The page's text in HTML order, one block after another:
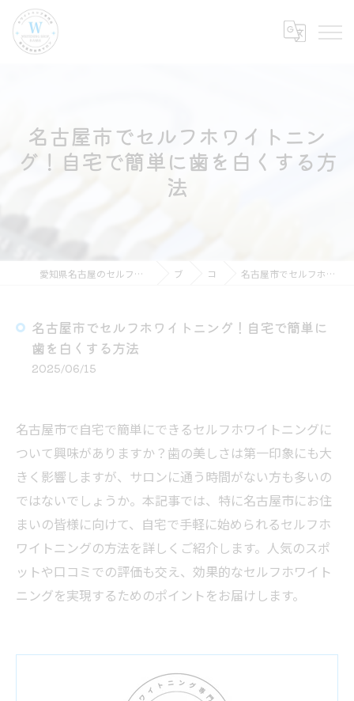
名古屋市でセルフホワイトニン
グ！自宅で簡単に歯を白くする方
法
愛知県名古屋のセルフホワイトニングならホワイトニングショップ名古屋店 ブログ コラム 名古屋市でセルフホワイトニング！自宅で簡単に歯を白くする方法
名古屋市でセルフホワイトニング！自宅で簡単に
歯を白くする方法
2025/06/15
名古屋市で自宅で簡単にできるセルフホワイトニングに
ついて興味がありますか？歯の美しさは第一印象にも大
きく影響しますが、サロンに通う時間がない方も多いの
ではないでしょうか。本記事では、特に名古屋市にお住
まいの皆様に向けて、自宅で手軽に始められるセルフホ
ワイトニングの方法を詳しくご紹介します。人気のスポ
ットや口コミでの評価も交え、効果的なセルフホワイト
ニングを実現するためのポイントをお届けします。